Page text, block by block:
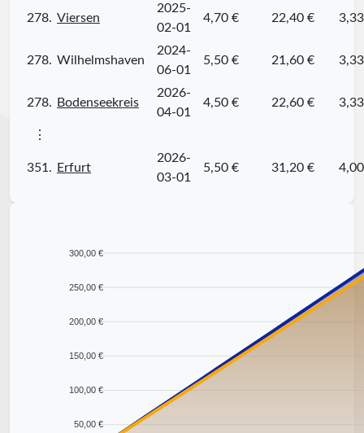
278. Viersen
2025-
02-01
4,70 € 22,40 €
278. Wilhelmshaven
2024-
06-01
5,50 € 21,60 €
278. Bodenseekreis
2026-
04-01
4,50 € 22,60 €
⋮
351. Erfurt
2026-
03-01
5,50 € 31,20 €
300,00 €
250,00 €
200,00 €
150,00 €
100,00 €
50,00 €